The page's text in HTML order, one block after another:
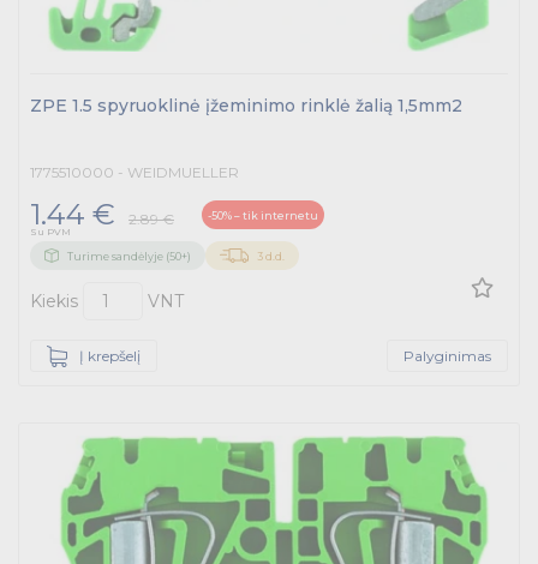
ZPE 1.5 spyruoklinė įžeminimo rinklė žalią 1,5mm2
1775510000 - WEIDMUELLER
1.44 € 2.89 € -50% – tik internetu
Su PVM
Turime sandėlyje (50+) 3 d.d.
Kiekis VNT
Į krepšelį Palyginimas